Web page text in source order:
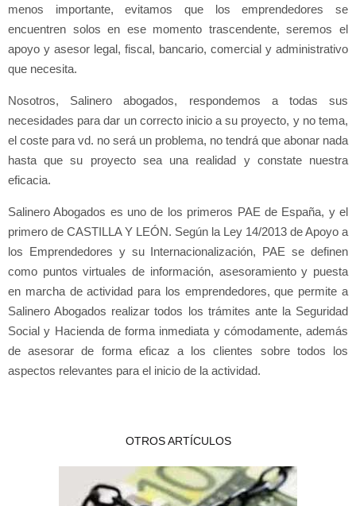
menos importante, evitamos que los emprendedores se
encuentren solos en ese momento trascendente, seremos el
apoyo y asesor legal, fiscal, bancario, comercial y administrativo
que necesita.
Nosotros, Salinero abogados, respondemos a todas sus
necesidades para dar un correcto inicio a su proyecto, y no tema,
el coste para vd. no será un problema, no tendrá que abonar nada
hasta que su proyecto sea una realidad y constate nuestra
eficacia.
Salinero Abogados es uno de los primeros PAE de España, y el
primero de CASTILLA Y LEÓN. Según la Ley 14/2013 de Apoyo a
los Emprendedores y su Internacionalización, PAE se definen
como puntos virtuales de información, asesoramiento y puesta
en marcha de actividad para los emprendedores, que permite a
Salinero Abogados realizar todos los trámites ante la Seguridad
Social y Hacienda de forma inmediata y cómodamente, además
de asesorar de forma eficaz a los clientes sobre todos los
aspectos relevantes para el inicio de la actividad.
OTROS ARTÍCULOS